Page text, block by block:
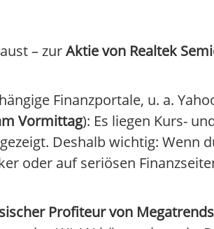
– zurAktie von Realtek
Finanzportale, u. a.
Vormittag): Es liegen Kurs-
Deshalb wichtig: Wenn
oder auf seriösen
Profiteur von Megatrends